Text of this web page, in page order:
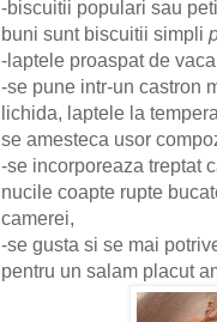
-biscuitii populari sau
buni sunt biscuitii simpli
-laptele proaspat de
-se pune intr-un castron
lichida, laptele la
se amesteca usor
-se incorporeaza treptat
nucile coapte rupte
camerei,
-se gusta si se mai
pentru un salam placut